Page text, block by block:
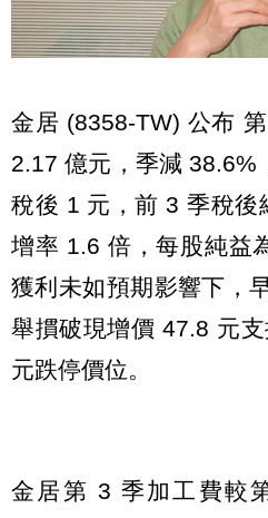
金居 (8358-TW) 公布
2.17 億元，季減 38.6%
稅後 1 元，前 3 季稅後
增率 1.6 倍，每股純益
獲利未如預期影響下，
舉摜破現增價 47.8 元
元跌停價位。
金居第 3 季加工費較